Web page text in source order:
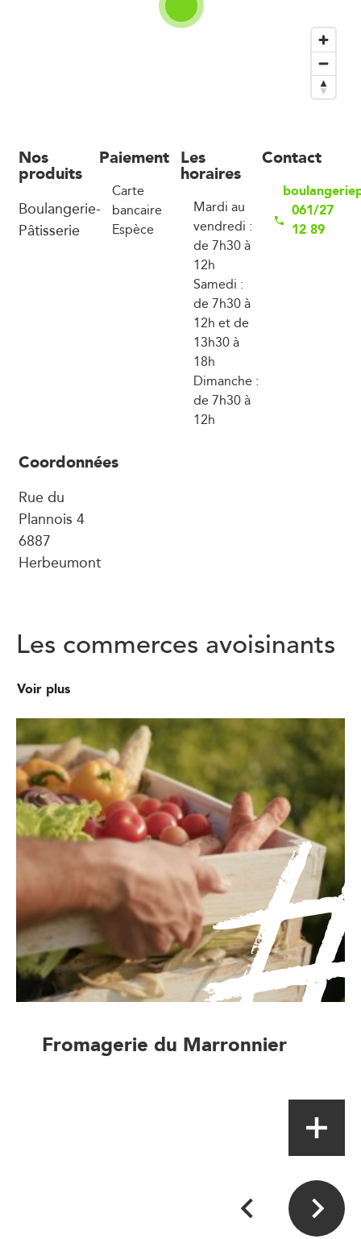
Nos
produits
Boulangerie-
Pâtisserie
Paiement
Carte
bancaire
Espèce
Les
horaires
Mardi au
vendredi :
de 7h30 à
12h
Samedi :
de 7h30 à
12h et de
13h30 à
18h
Dimanche :
de 7h30 à
12h
Contact
061/27
12 89
Coordonnées
Rue du
Plannois 4
6887
Herbeumont
Les commerces avoisinants
Voir plus
Fromagerie du Marronnier